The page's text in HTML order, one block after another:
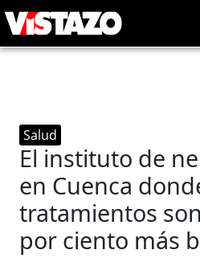
Salud
El instituto de
en Cuenca
tratamientos
por ciento más